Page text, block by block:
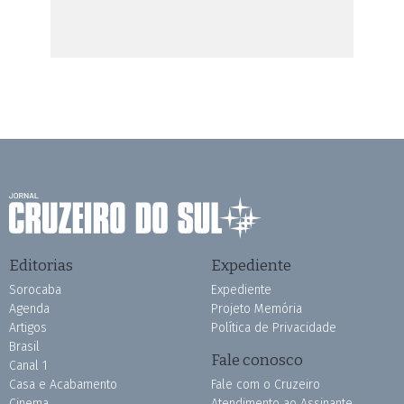
Editorias
Sorocaba
Agenda
Artigos
Brasil
Canal 1
Casa e Acabamento
Expediente
Expediente
Projeto Memória
Política de Privacidade
Fale conosco
Fale com o Cruzeiro